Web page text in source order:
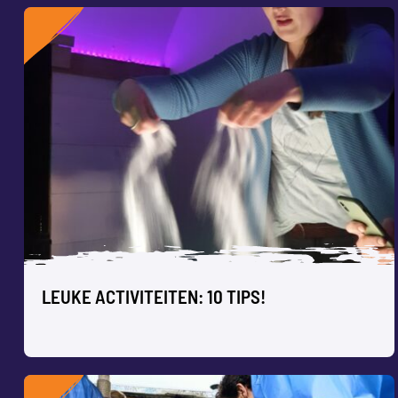
IDEEËN VOOR EEN ONVERGETELIJKE
JUFFENDAG
Zet jullie meesters en juffen in het zonnetje met een leuke
dag vol workshops met de kinderen. Muziek, Dans, Circus,
Samen leuke dingen doen zorgt voor plezier en
hoe ga je dat regelen? Check onze 10 tips in deze blog.
LEUKE ACTIVITEITEN: 10 TIPS!